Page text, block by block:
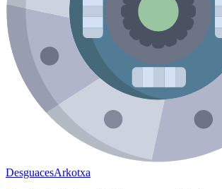
DesguacesArkotxa